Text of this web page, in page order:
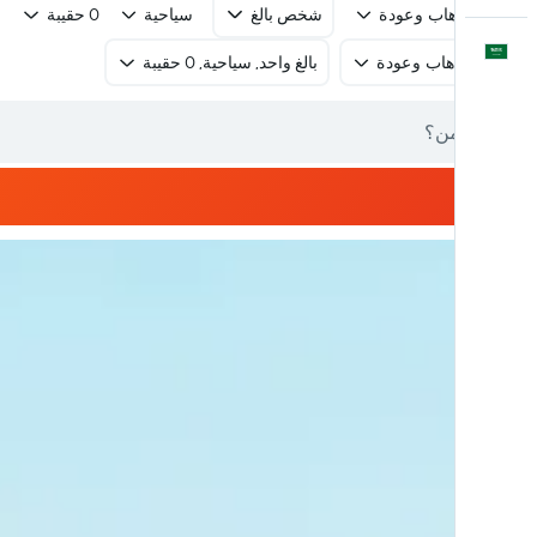
العَرَبِيَّة
رحلة ذهاب وعودة شخص بالغ سياحية 0 حقيبة
رحلة ذهاب وعودة بالغ واحد, سياحية, 0 حقيبة